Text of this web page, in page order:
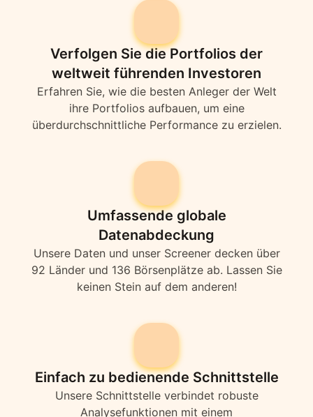
Verfolgen Sie die Portfolios der
weltweit führenden Investoren
Erfahren Sie, wie die besten Anleger der Welt
ihre Portfolios aufbauen, um eine
überdurchschnittliche Performance zu erzielen.
Umfassende globale
Datenabdeckung
Unsere Daten und unser Screener decken über
92 Länder und 136 Börsenplätze ab. Lassen Sie
keinen Stein auf dem anderen!
Einfach zu bedienende Schnittstelle
Unsere Schnittstelle verbindet robuste
Analysefunktionen mit einem